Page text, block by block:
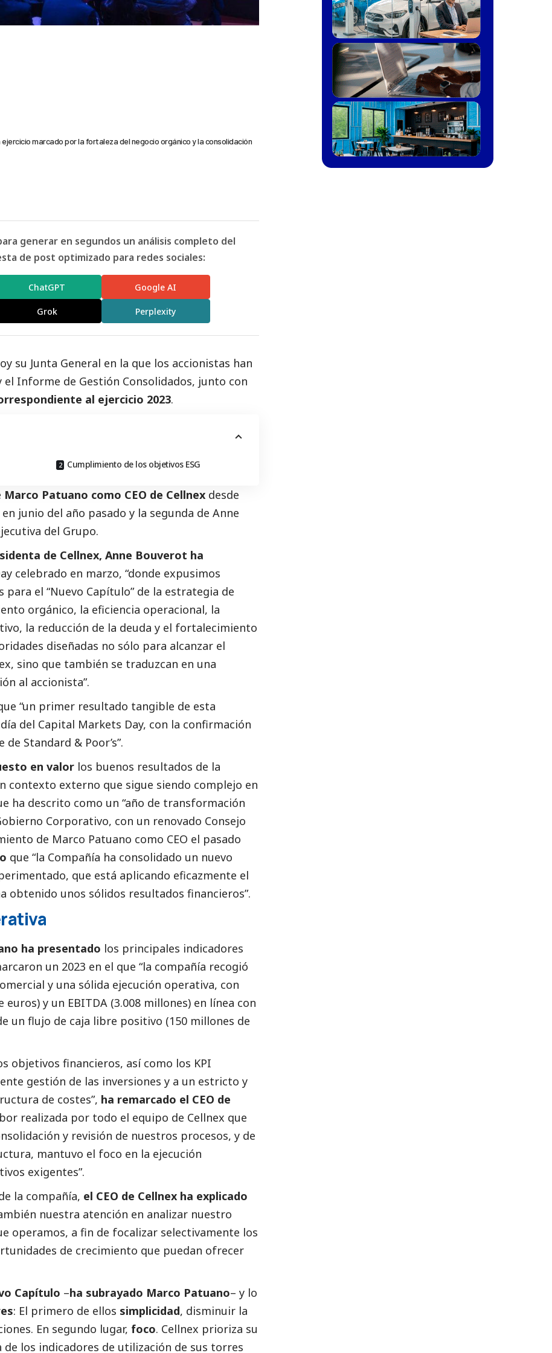
marcado por la fortaleza del negocio orgánico y la consolidación
generar en segundos un análisis completo del
de post optimizado para redes sociales:
ChatGPT Google AI
Grok Perplexity
su Junta General en la que los accionistas han
el Informe de Gestión Consolidados, junto con
al ejercicio 2023.
Cumplimiento de los objetivos ESG
Marco Patuano como CEO de Cellnex desde
junio del año pasado y la segunda de Anne
del Grupo.
de Cellnex, Anne Bouverot ha
celebrado en marzo, “donde expusimos
el “Nuevo Capítulo” de la estrategia de
orgánico, la eficiencia operacional, la
la reducción de la deuda y el fortalecimiento
diseñadas no sólo para alcanzar el
sino que también se traduzcan en una
al accionista”.
“un primer resultado tangible de esta
del Capital Markets Day, con la confirmación
Standard & Poor’s”.
en valor los buenos resultados de la
contexto externo que sigue siendo complejo en
ha descrito como un “año de transformación
Corporativo, con un renovado Consejo
de Marco Patuano como CEO el pasado
que “la Compañía ha consolidado un nuevo
que está aplicando eficazmente el
obtenido unos sólidos resultados financieros”.
ha presentado los principales indicadores
un 2023 en el que “la compañía recogió
y una sólida ejecución operativa, con
y un EBITDA (3.008 millones) en línea con
un flujo de caja libre positivo (150 millones de
objetivos financieros, así como los KPI
gestión de las inversiones y a un estricto y
de costes”, ha remarcado el CEO de
realizada por todo el equipo de Cellnex que
y revisión de nuestros procesos, y de
mantuvo el foco en la ejecución
exigentes”.
la compañía, el CEO de Cellnex ha explicado
nuestra atención en analizar nuestro
operamos, a fin de focalizar selectivamente los
de crecimiento que puedan ofrecer
Capítulo –ha subrayado Marco Patuano– y lo
: El primero de ellos simplicidad, disminuir la
En segundo lugar, foco. Cellnex prioriza su
los indicadores de utilización de sus torres